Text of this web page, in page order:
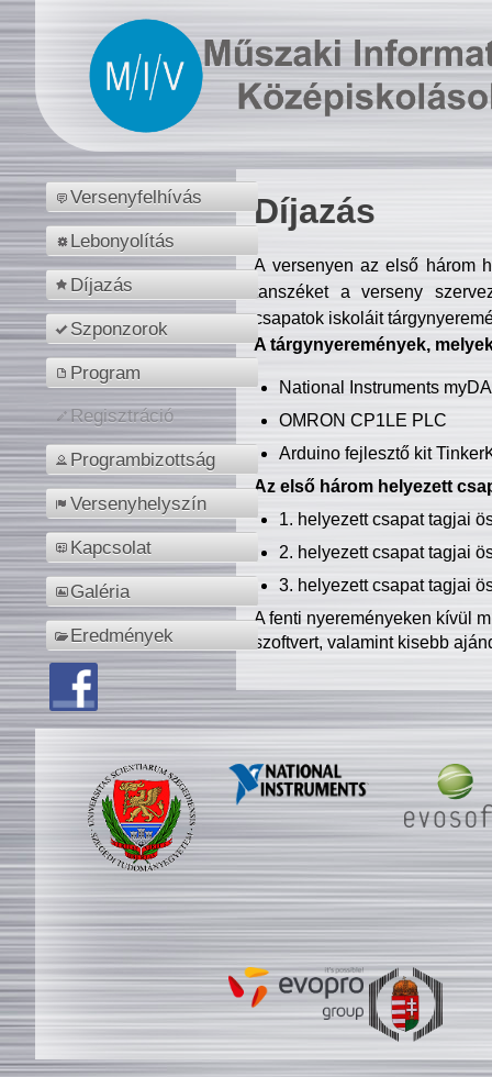
Versenyfelhívás
Lebonyolítás
Díjazás
Szponzorok
Program
Regisztráció
Programbizottság
Versenyhelyszín
Kapcsolat
Galéria
Eredmények
Díjazás
A versenyen az első három
tanszéket a verseny
csapatok iskoláit
A tárgynyeremények,
National Instruments
OMRON CP1LE PLC
Arduino fejlesztő kit
Az első három helyezett
1. helyezett csapat tagjai
2. helyezett csapat tagjai
3. helyezett csapat tagjai
A fenti nyereményeken kívül
szoftvert, valamint kisebb